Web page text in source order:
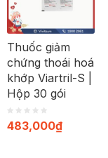
Thuốc giảm
chứng thoái hoá
khớp Viartril-S |
Hộp 30 gói
483,000₫